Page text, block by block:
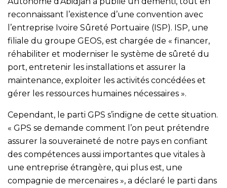
reconnaissant l’existence d’une convention avec
l’entreprise Ivoire Sûreté Portuaire (ISP). ISP, une
filiale du groupe GEOS, est chargée de « financer,
réhabiliter et moderniser le système de sûreté du
port, entretenir les installations et assurer la
maintenance, exploiter les activités concédées et
gérer les ressources humaines nécessaires ».
Cependant, le parti GPS s’indigne de cette situation.
« GPS se demande comment l’on peut prétendre
assurer la souveraineté de notre pays en confiant
des compétences aussi importantes que vitales à
une entreprise étrangère, qui plus est, une
compagnie de mercenaires », a déclaré le parti dans